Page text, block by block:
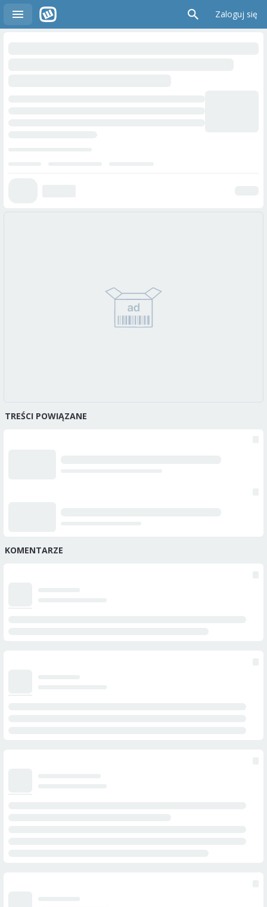
Zaloguj się
TREŚCI POWIĄZANE
KOMENTARZE